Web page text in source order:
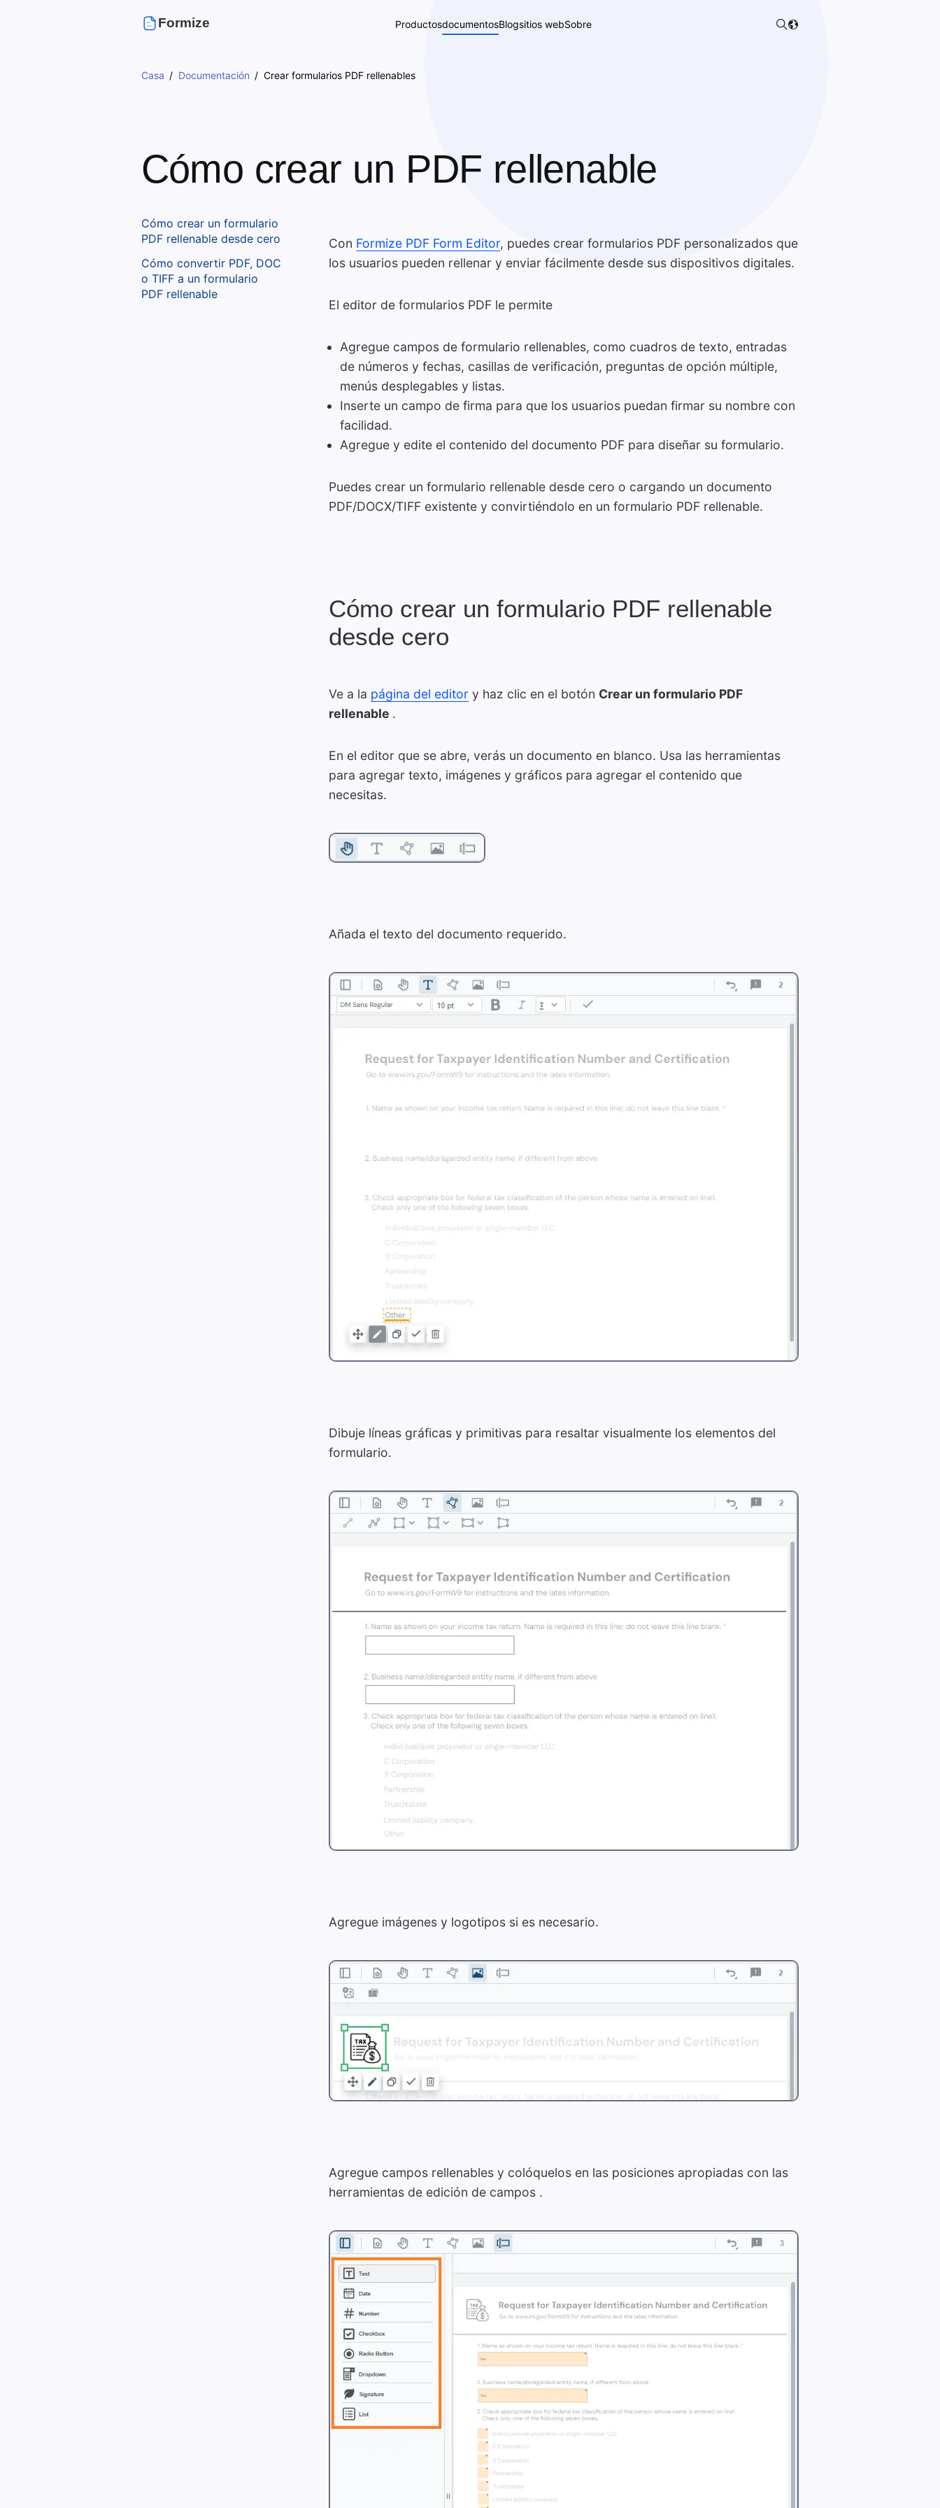
Formize ProductosdocumentosBlogsitios webSobre
Casa Documentación Crear formularios PDF rellenables
Cómo crear un PDF rellenable
Cómo crear un formulario
PDF rellenable desde cero
Cómo convertir PDF, DOC
o TIFF a un formulario
PDF rellenable
Con Formize PDF Form Editor, puedes crear formularios PDF personalizados que
los usuarios pueden rellenar y enviar fácilmente desde sus dispositivos digitales.
El editor de formularios PDF le permite
Agregue campos de formulario rellenables, como cuadros de texto, entradas
de números y fechas, casillas de verificación, preguntas de opción múltiple,
menús desplegables y listas.
Inserte un campo de firma para que los usuarios puedan firmar su nombre con
facilidad.
Agregue y edite el contenido del documento PDF para diseñar su formulario.
Puedes crear un formulario rellenable desde cero o cargando un documento
PDF/DOCX/TIFF existente y convirtiéndolo en un formulario PDF rellenable.
Cómo crear un formulario PDF rellenable
desde cero
Ve a la página del editor y haz clic en el botón Crear un formulario PDF
rellenable .
En el editor que se abre, verás un documento en blanco. Usa las herramientas
para agregar texto, imágenes y gráficos para agregar el contenido que
necesitas.
Añada el texto del documento requerido.
Dibuje líneas gráficas y primitivas para resaltar visualmente los elementos del
formulario.
Agregue imágenes y logotipos si es necesario.
Agregue campos rellenables y colóquelos en las posiciones apropiadas con las
herramientas de edición de campos .